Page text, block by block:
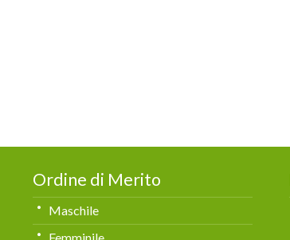
Ordine di Merito
Maschile